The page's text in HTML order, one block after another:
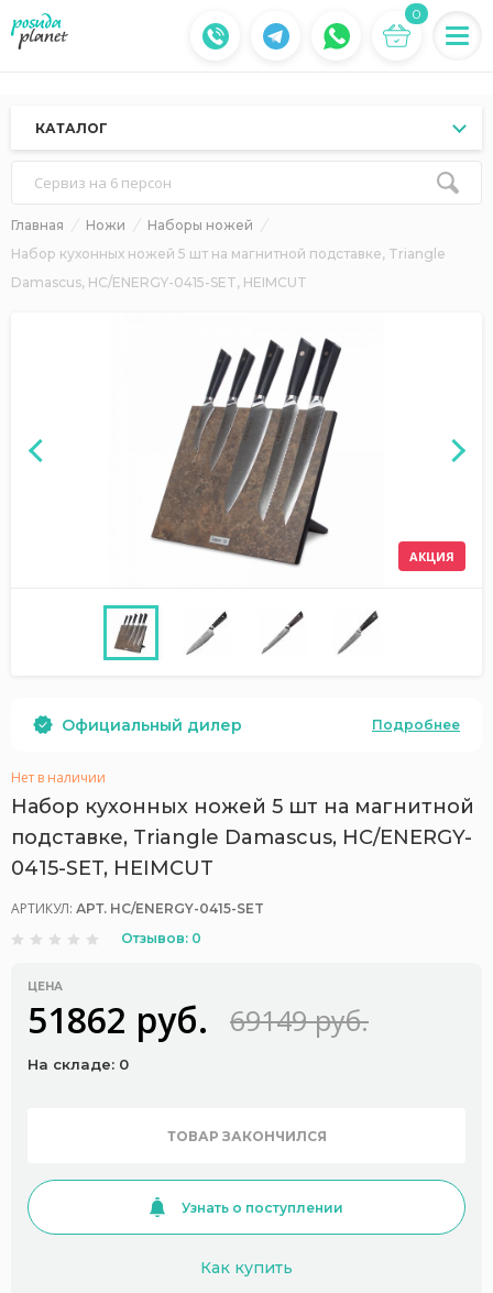
0
КАТАЛОГ
Сервиз на 6 персон
Главная Ножи
Наборы ножей
Набор кухонных ножей 5 шт на магнитной подставке, Triangle
Damascus, HC/ENERGY-0415-SET, HEIMCUT
АКЦИЯ
Официальный дилер Подробнее
Нет в наличии
Набор кухонных ножей 5 шт на магнитной
подставке, Triangle Damascus, HC/ENERGY-
0415-SET, HEIMCUT
АРТИКУЛ: АРТ. HC/ENERGY-0415-SET
Отзывов: 0
ЦЕНА
51862 руб. 69149 руб.
На складе: 0
ТОВАР ЗАКОНЧИЛСЯ
Узнать о поступлении
Как купить